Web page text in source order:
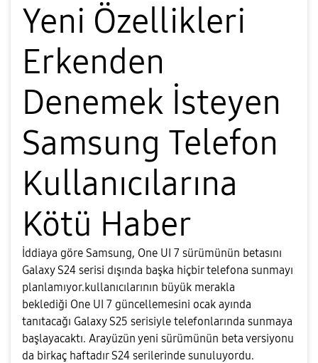
Yeni Özellikleri
Erkenden
Denemek İsteyen
Samsung Telefon
Kullanıcılarına
Kötü Haber
İddiaya göre Samsung, One UI 7 sürümünün betasını
Galaxy S24 serisi dışında başka hiçbir telefona sunmayı
planlamıyor.kullanıcılarının büyük merakla
beklediği One UI 7 güncellemesini ocak ayında
tanıtacağı Galaxy S25 serisiyle telefonlarında sunmaya
başlayacaktı. Arayüzün yeni sürümünün beta versiyonu
da birkaç haftadır S24 serilerinde sunuluyordu.